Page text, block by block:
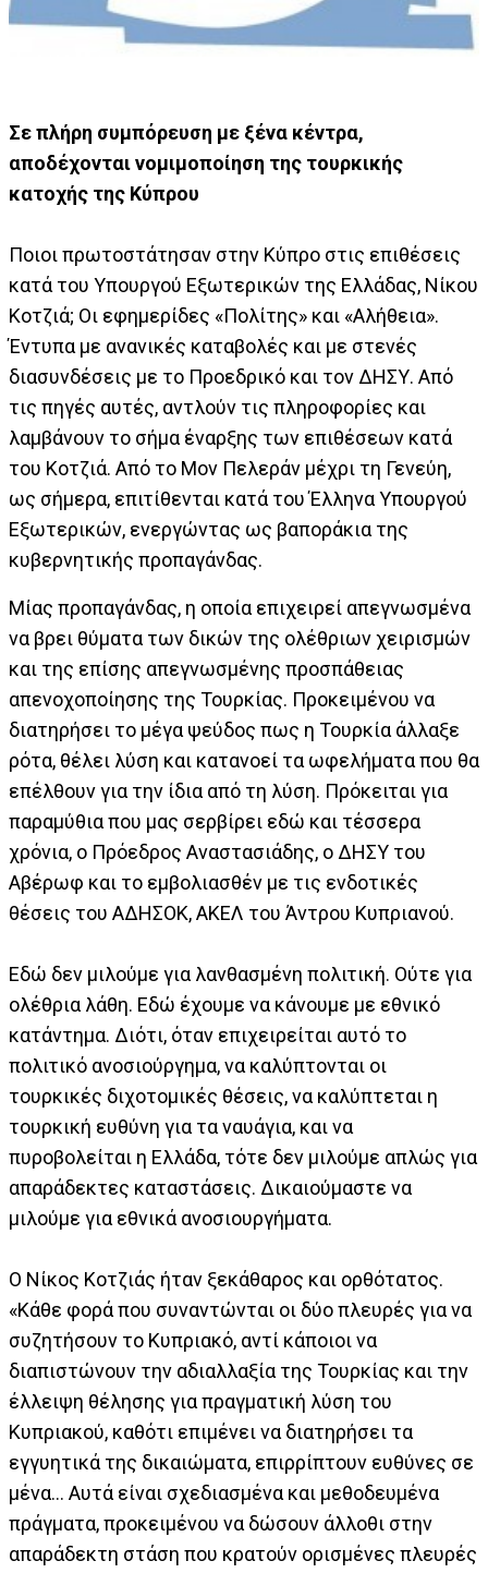
Σε πλήρη συμπόρευση με ξένα κέντρα,
αποδέχονται νομιμοποίηση της τουρκικής
κατοχής της Κύπρου
Ποιοι πρωτοστάτησαν στην Κύπρο στις επιθέσεις
κατά του Υπουργού Εξωτερικών της Ελλάδας, Νίκου
Κοτζιά; Οι εφημερίδες «Πολίτης» και «Αλήθεια».
Έντυπα με ανανικές καταβολές και με στενές
διασυνδέσεις με το Προεδρικό και τον ΔΗΣΥ. Από
τις πηγές αυτές, αντλούν τις πληροφορίες και
λαμβάνουν το σήμα έναρξης των επιθέσεων κατά
του Κοτζιά. Από το Μον Πελεράν μέχρι τη Γενεύη,
ως σήμερα, επιτίθενται κατά του Έλληνα Υπουργού
Εξωτερικών, ενεργώντας ως βαποράκια της
κυβερνητικής προπαγάνδας.
Μίας προπαγάνδας, η οποία επιχειρεί απεγνωσμένα
να βρει θύματα των δικών της ολέθριων χειρισμών
και της επίσης απεγνωσμένης προσπάθειας
απενοχοποίησης της Τουρκίας. Προκειμένου να
διατηρήσει το μέγα ψεύδος πως η Τουρκία άλλαξε
ρότα, θέλει λύση και κατανοεί τα ωφελήματα που θα
επέλθουν για την ίδια από τη λύση. Πρόκειται για
παραμύθια που μας σερβίρει εδώ και τέσσερα
χρόνια, ο Πρόεδρος Αναστασιάδης, ο ΔΗΣΥ του
Αβέρωφ και το εμβολιασθέν με τις ενδοτικές
θέσεις του ΑΔΗΣΟΚ, ΑΚΕΛ του Άντρου Κυπριανού.
Εδώ δεν μιλούμε για λανθασμένη πολιτική. Ούτε για
ολέθρια λάθη. Εδώ έχουμε να κάνουμε με εθνικό
κατάντημα. Διότι, όταν επιχειρείται αυτό το
πολιτικό ανοσιούργημα, να καλύπτονται οι
τουρκικές διχοτομικές θέσεις, να καλύπτεται η
τουρκική ευθύνη για τα ναυάγια, και να
πυροβολείται η Ελλάδα, τότε δεν μιλούμε απλώς για
απαράδεκτες καταστάσεις. Δικαιούμαστε να
μιλούμε για εθνικά ανοσιουργήματα.
Ο Νίκος Κοτζιάς ήταν ξεκάθαρος και ορθότατος.
«Κάθε φορά που συναντώνται οι δύο πλευρές για να
συζητήσουν το Κυπριακό, αντί κάποιοι να
διαπιστώνουν την αδιαλλαξία της Τουρκίας και την
έλλειψη θέλησης για πραγματική λύση του
Κυπριακού, καθότι επιμένει να διατηρήσει τα
εγγυητικά της δικαιώματα, επιρρίπτουν ευθύνες σε
μένα... Αυτά είναι σχεδιασμένα και μεθοδευμένα
πράγματα, προκειμένου να δώσουν άλλοθι στην
απαράδεκτη στάση που κρατούν ορισμένες πλευρές